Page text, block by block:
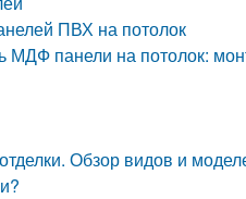
ПВХ на потолок
МДФ панели на потолок:
Обзор видов и